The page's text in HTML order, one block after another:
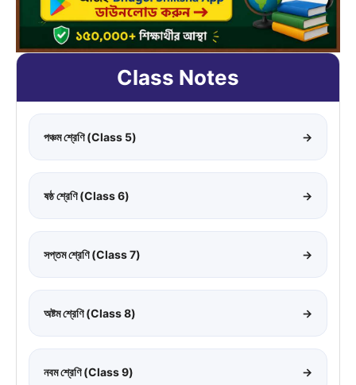
Class Notes
পঞ্চম শ্রেণি (Class 5) →
ষষ্ঠ শ্রেণি (Class 6) →
সপ্তম শ্রেণি (Class 7) →
অষ্টম শ্রেণি (Class 8) →
নবম শ্রেণি (Class 9) →